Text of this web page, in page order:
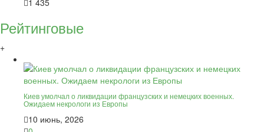
1 435
Рейтинговые
+
Киев умолчал о ликвидации французских и немецких военных.
Ожидаем некрологи из Европы
10 июнь, 2026